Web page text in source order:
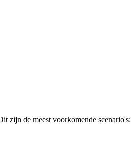
zijn de meest voorkomende scenario's: